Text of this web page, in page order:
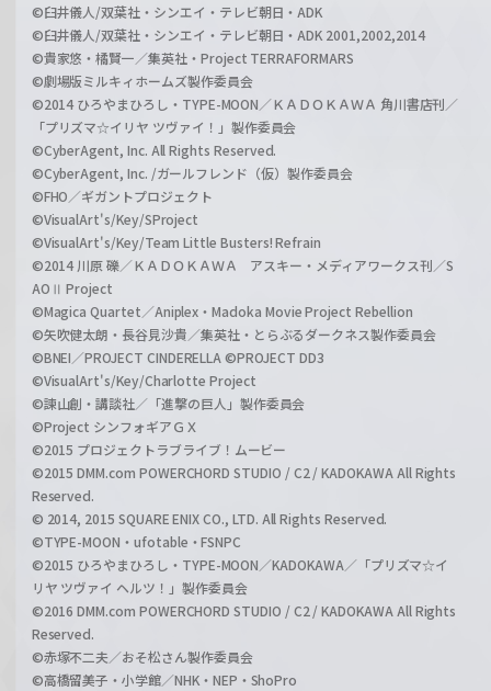
©臼井儀人/双葉社・シンエイ・テレビ朝日・ADK
©臼井儀人/双葉社・シンエイ・テレビ朝日・ADK 2001,2002,2014
©貴家悠・橘賢一／集英社・Project TERRAFORMARS
©劇場版ミルキィホームズ製作委員会
©2014 ひろやまひろし・TYPE-MOON／ＫＡＤＯＫＡＷＡ 角川書店刊／
「プリズマ☆イリヤ ツヴァイ！」製作委員会
©CyberAgent, Inc. All Rights Reserved.
©CyberAgent, Inc. /ガールフレンド（仮）製作委員会
©FHO／ギガントプロジェクト
©VisualArt's/Key/SProject
©VisualArt's/Key/Team Little Busters! Refrain
©2014 川原 礫／ＫＡＤＯＫＡＷＡ アスキー・メディアワークス刊／S
AOⅡ Project
©Magica Quartet／Aniplex・Madoka Movie Project Rebellion
©矢吹健太朗・長谷見沙貴／集英社・とらぶるダークネス製作委員会
©BNEI／PROJECT CINDERELLA ©PROJECT DD3
©VisualArt's/Key/Charlotte Project
©諫山創・講談社／「進撃の巨人」製作委員会
©Project シンフォギアＧＸ
©2015 プロジェクトラブライブ！ムービー
©2015 DMM.com POWERCHORD STUDIO / C2 / KADOKAWA All Rights
Reserved.
© 2014, 2015 SQUARE ENIX CO., LTD. All Rights Reserved.
©TYPE-MOON・ufotable・FSNPC
©2015 ひろやまひろし・TYPE-MOON／KADOKAWA／「プリズマ☆イ
リヤ ツヴァイ ヘルツ！」製作委員会
©2016 DMM.com POWERCHORD STUDIO / C2 / KADOKAWA All Rights
Reserved.
©赤塚不二夫／おそ松さん製作委員会
©高橋留美子・小学館／NHK・NEP・ShoPro